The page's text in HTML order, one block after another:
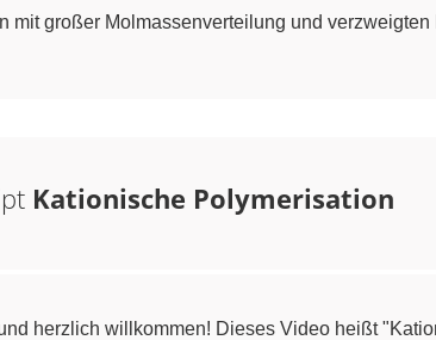
mit großer Molmassenverteilung und verzweigten
Kationische Polymerisation
herzlich willkommen! Dieses Video heißt